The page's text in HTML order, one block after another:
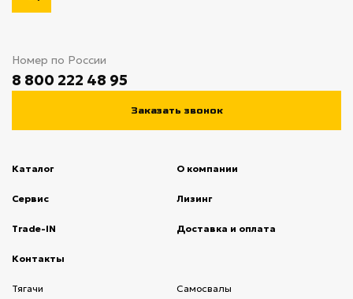
Номер по России
8 800 222 48 95
Заказать звонок
Каталог О компании
Сервис Лизинг(current)
Trade-IN Доставка и оплата
Контакты
Тягачи Cамосвалы